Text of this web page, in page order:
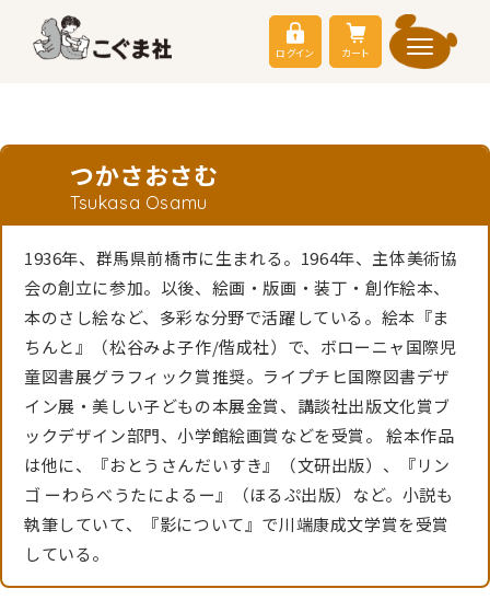
ログイン カート
つかさおさむ
Tsukasa Osamu
1936年、群馬県前橋市に生まれる。1964年、主体美術協
会の創立に参加。以後、絵画・版画・装丁・創作絵本、
本のさし絵など、多彩な分野で活躍している。絵本『ま
ちんと』（松谷みよ子作/偕成社）で、ボローニャ国際児
童図書展グラフィック賞推奨。ライプチヒ国際図書デザ
イン展・美しい子どもの本展金賞、講談社出版文化賞ブ
ックデザイン部門、小学館絵画賞などを受賞。 絵本作品
は他に、『おとうさんだいすき』（文研出版）、『リン
ゴ ーわらべうたによるー』（ほるぷ出版）など。小説も
執筆していて、『影について』で川端康成文学賞を受賞
している。